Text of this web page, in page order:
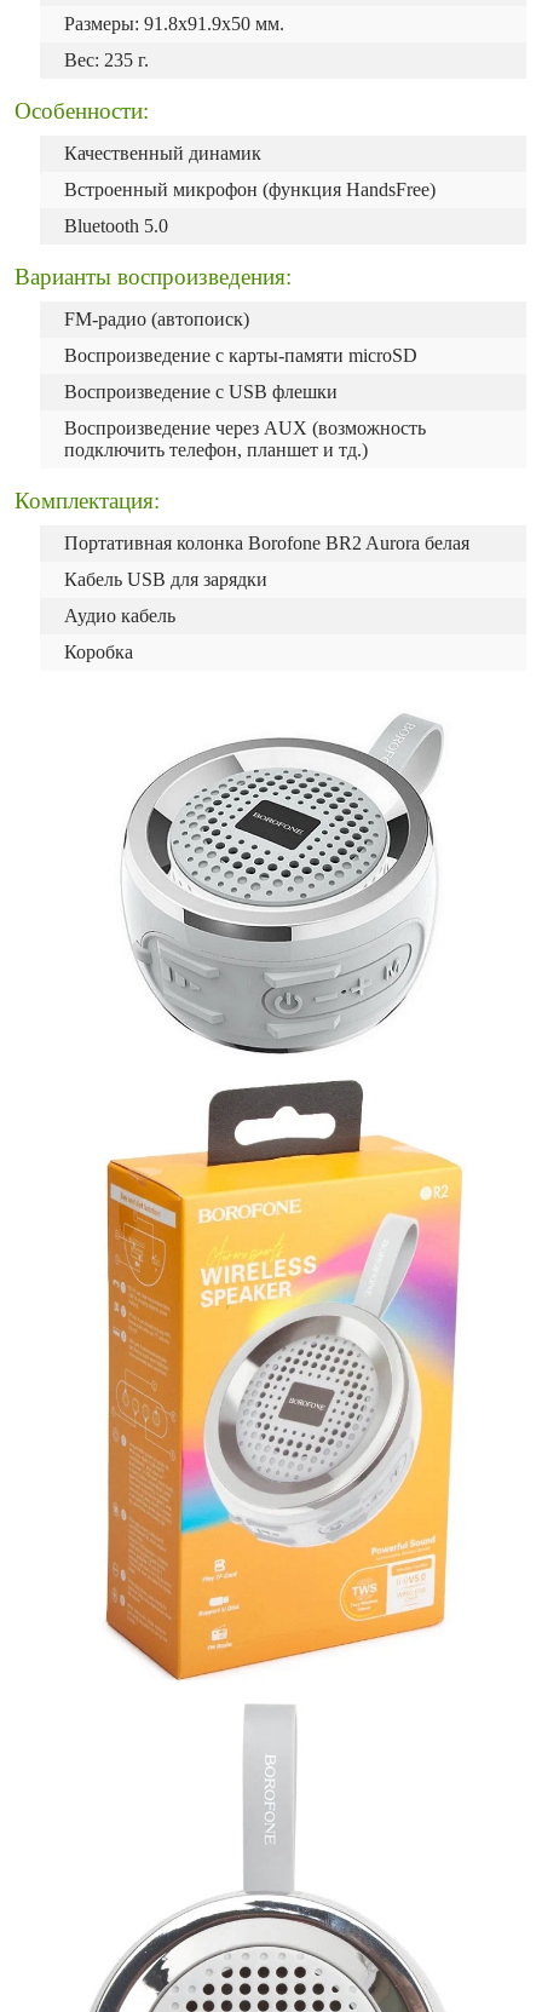
Размеры: 91.8x91.9x50 мм.
Вес: 235 г.
Особенности:
Качественный динамик
Встроенный микрофон (функция HandsFree)
Bluetooth 5.0
Варианты воспроизведения:
FM-радио (автопоиск)
Воспроизведение с карты-памяти microSD
Воспроизведение с USB флешки
Воспроизведение через AUX (возможность
подключить телефон, планшет и тд.)
Комплектация:
Портативная колонка Borofone BR2 Aurora белая
Кабель USB для зарядки
Аудио кабель
Коробка